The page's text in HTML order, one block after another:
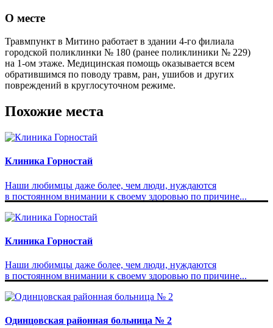
О месте
Травмпункт в Митино работает в здании 4-го филиала
городской поликлинки № 180 (ранее поликлиники № 229)
на 1-ом этаже. Медицинская помощь оказывается всем
обратившимся по поводу травм, ран, ушибов и других
повреждений в круглосуточном режиме.
Похожие места
Клиника Горностай
Наши любимцы даже более, чем люди, нуждаются
в постоянном внимании к своему здоровью по причине...
Клиника Горностай
Наши любимцы даже более, чем люди, нуждаются
в постоянном внимании к своему здоровью по причине...
Одинцовская районная больница № 2